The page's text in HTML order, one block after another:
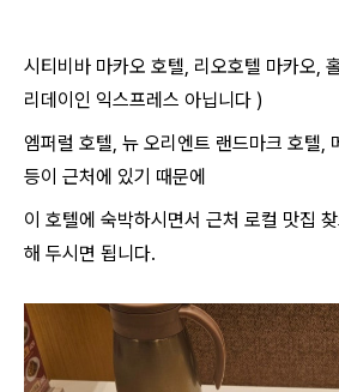
시티비바 마카오 호텔, 리오호텔 마카오,
리데이인 익스프레스 아닙니다 )
엠퍼럴 호텔, 뉴 오리엔트 랜드마크 호텔,
등이 근처에 있기 때문에
이 호텔에 숙박하시면서 근처 로컬 맛집
해 두시면 됩니다.